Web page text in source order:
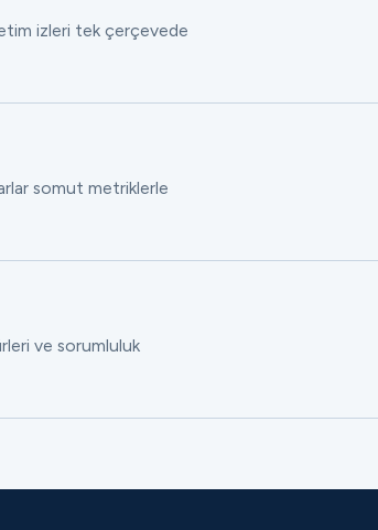
izleri tek çerçevede
somut metriklerle
ve sorumluluk